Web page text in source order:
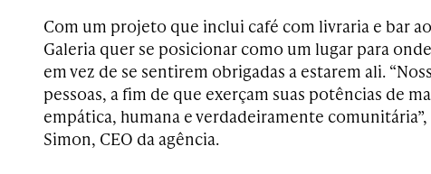
Com um projeto que inclui café com livraria e bar
Galeria quer se posicionar como um lugar para
em vez de se sentirem obrigadas a estarem ali.
pessoas, a fim de que exerçam suas potências de
empática, humana e verdadeiramente
Simon, CEO da agência.